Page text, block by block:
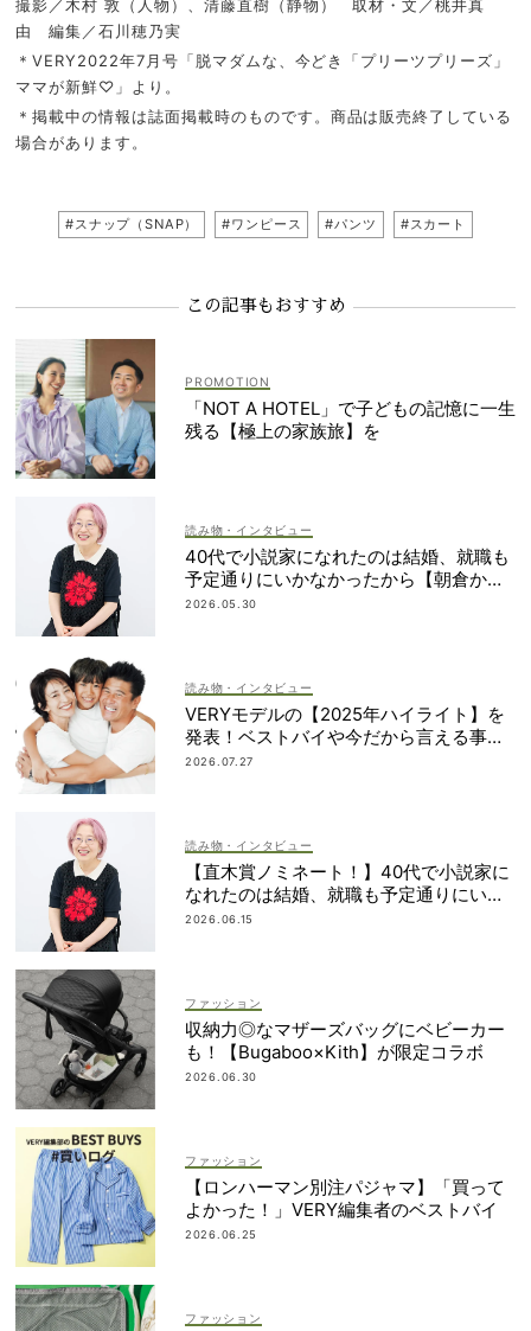
撮影／木村 敦（人物）、清藤直樹（静物） 取材・文／桃井真
由 編集／石川穂乃実
＊VERY2022年7月号「脱マダムな、今どき「プリーツプリーズ」
ママが新鮮♡」より。
＊掲載中の情報は誌面掲載時のものです。商品は販売終了している
場合があります。
#スナップ（SNAP） #ワンピース #パンツ #スカート
この記事もおすすめ
「NOT A HOTEL」で子どもの記憶に一生
残る【極上の家族旅】を
読み物・インタビュー
40代で小説家になれたのは結婚、就職も
予定通りにいかなかったから【朝倉かす
みさん】
2026.05.30
読み物・インタビュー
VERYモデルの【2025年ハイライト】を
発表！ベストバイや今だから言える事件
簿も大公開
2026.07.27
読み物・インタビュー
【直木賞ノミネート！】40代で小説家に
なれたのは結婚、就職も予定通りにいか
なかったから｜朝倉かすみさん
2026.06.15
ファッション
収納力◎なマザーズバッグにベビーカー
も！【Bugaboo×Kith】が限定コラボ
2026.06.30
ファッション
【ロンハーマン別注パジャマ】「買って
よかった！」VERY編集者のベストバイ
2026.06.25
ファッション